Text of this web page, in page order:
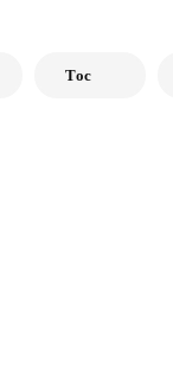
Tоc